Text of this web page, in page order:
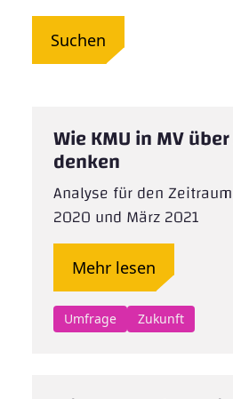
Suchen
Wie KMU in MV
denken
Analyse für den
2020 und März 2021
Mehr lesen
Umfrage Zukunft